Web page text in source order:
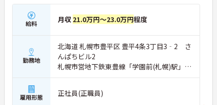
給料 月収 21.0万円～23.0万円程度
勤務地
北海道 札幌市豊平区 豊平4条3丁目3‐2 さ
んぱちビル2
札幌市営地下鉄東豊線「学園前(札幌)駅」徒
歩10分
雇用形態 正社員(正職員)